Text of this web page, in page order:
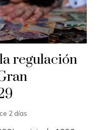
regulación
2 días